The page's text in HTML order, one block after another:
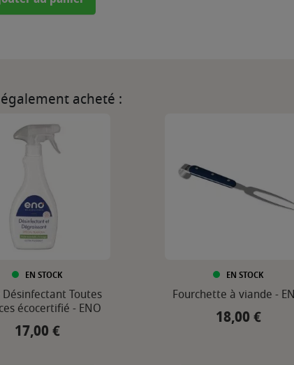
acheté :
EN STOCK
Désinfectant Toutes
écocertifié - ENO
Prix
17,00 €
EN STOCK
Fourchette à viande -
Prix
18,00 €